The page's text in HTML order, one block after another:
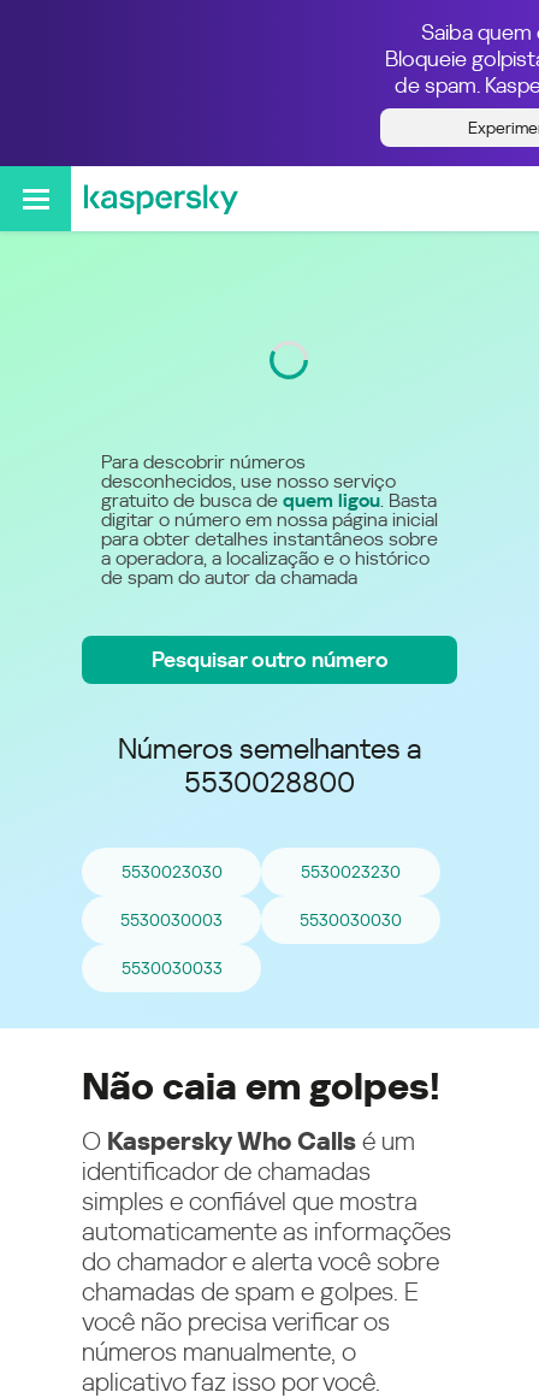
Saiba quem
Bloqueie
de spam.
Quem ligou do número
5530028800
Para descobrir números
desconhecidos, use nosso serviço
gratuito de busca de quem ligou. Basta
digitar o número em nossa página inicial
para obter detalhes instantâneos sobre
a operadora, a localização e o histórico
de spam do autor da chamada
Pesquisar outro número
Números semelhantes a
5530028800
5530023030 5530023230
5530030003 5530030030
5530030033
Não caia em golpes!
O Kaspersky Who Calls é um
identificador de chamadas
simples e confiável que mostra
automaticamente as informações
do chamador e alerta você sobre
chamadas de spam e golpes. E
você não precisa verificar os
números manualmente, o
aplicativo faz isso por você.